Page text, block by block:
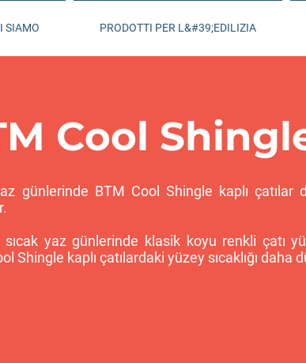
SIAMO PRODOTTI PER L&#39;EDILIZIA
Cool
günlerinde BTM Cool Shingle kaplı
yaz günlerinde klasik koyu renkli çatı
Shingle kaplı çatılardaki yüzey sıcaklığı daha